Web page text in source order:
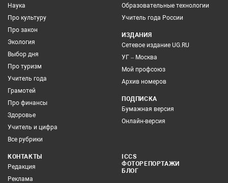
Наука
Про культуру
Про закон
Экология
Выбор дня
Про туризм
Учитель года
Грамотей
Про финансы
Здоровье
Учитель и цифра
Все рубрики
Образовательные технологии
Учитель года России
ИЗДАНИЯ
Сетевое издание UG.RU
УГ – Москва
Мой профсоюз
Архив номеров
ПОДПИСКА
Бумажная версия
Онлайн-версия
КОНТАКТЫ
Редакция
Реклама
ICCS
ФОТОРЕПОРТАЖИ
БЛОГ